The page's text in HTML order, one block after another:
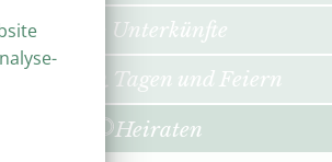
Unterkünfte
Tagen und Feiern
Heiraten